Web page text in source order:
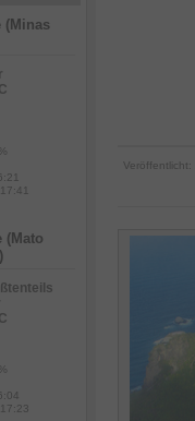
Veröffentlicht:
(Minas
(Mato